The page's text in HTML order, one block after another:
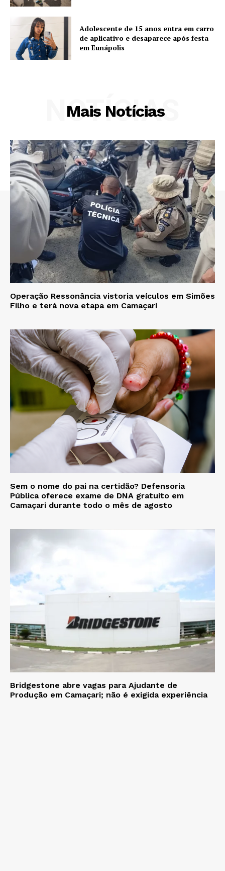
Adolescente de 15 anos entra em carro
de aplicativo e desaparece após festa
em Eunápolis
Mais Notícias
NOTÍCIAS
Operação Ressonância vistoria veículos em Simões
Filho e terá nova etapa em Camaçari
Sem o nome do pai na certidão? Defensoria
Pública oferece exame de DNA gratuito em
Camaçari durante todo o mês de agosto
Bridgestone abre vagas para Ajudante de
Produção em Camaçari; não é exigida experiência